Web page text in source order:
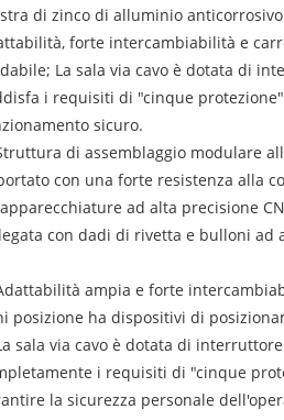
di zinco di alluminio
forte intercambiabilità e
La sala via cavo è dotata di
i requisiti di "cinque
sicuro.
di assemblaggio modulare
con una forte resistenza alla
ad alta precisione
con dadi di rivetta e bulloni ad
ampia e forte
posizione ha dispositivi di
sala via cavo è dotata di
i requisiti di "cinque
la sicurezza personale